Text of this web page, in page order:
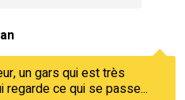
un gars qui est très
regarde ce qui se passe...